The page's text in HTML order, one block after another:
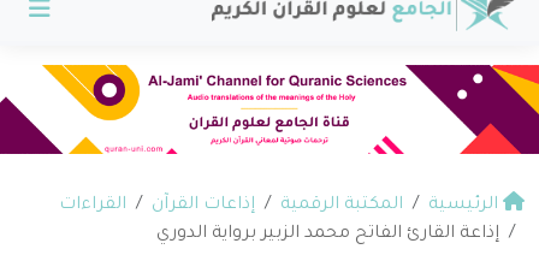
الرئيسية المكتبة الرقمية إذاعات القرآن
القراءات
إذاعة القارئ الفاتح محمد الزبير برواية الدوري